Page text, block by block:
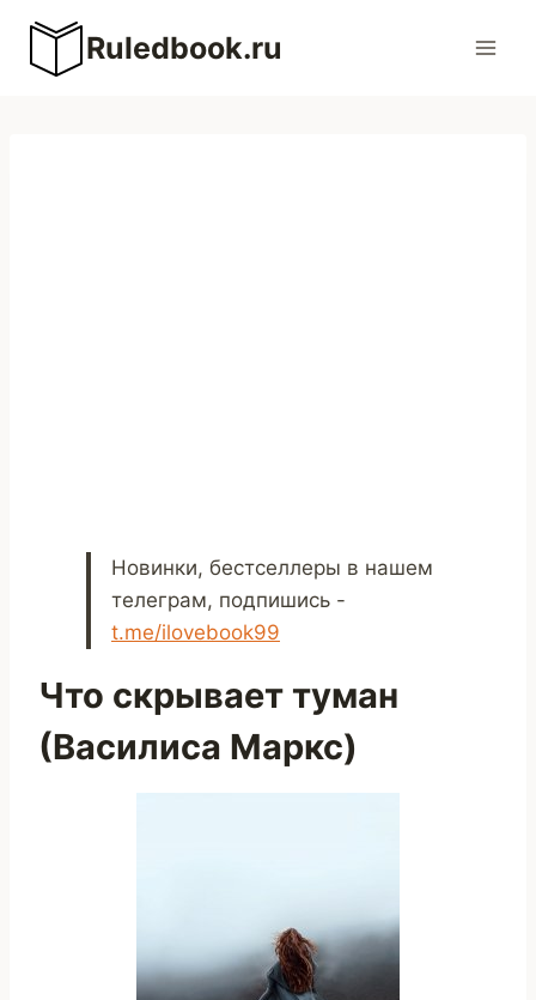
Перейти
содержимому
Ruledbook.ru
Новинки, бестселлеры в нашем
телеграм, подпишись -
t.me/ilovebook99
Что скрывает туман
(Василиса Маркс)